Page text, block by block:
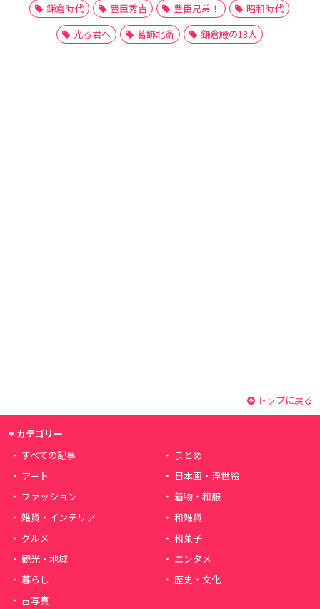
鎌倉時代
豊臣秀吉 豊臣兄弟！
昭和時代
光る君へ
葛飾北斎 鎌倉殿の13人
トップに戻る
カテゴリー
すべての記事
まとめ
アート
日本画・浮世絵
ファッション
着物・和服
雑貨・インテリア
和雑貨
グルメ
和菓子
観光・地域
エンタメ
暮らし
歴史・文化
古写真